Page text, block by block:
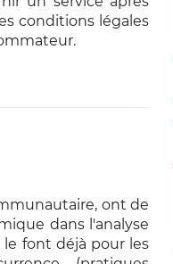
conditions légales
ont de
dans l'analyse
font déjà pour les